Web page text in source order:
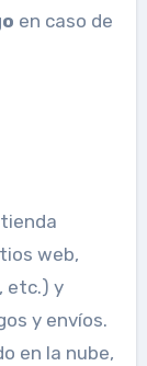
en caso de
web,
etc.) y
y envíos.
en la nube,